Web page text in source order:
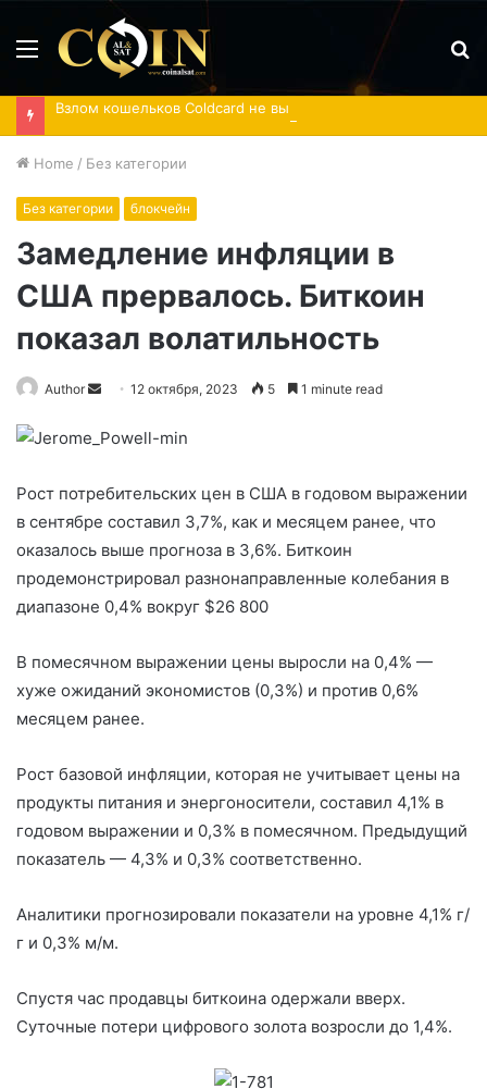
Menu
Home / Без категории
Без категории блокчейн
Замедление инфляции в
США прервалось. Биткоин
показал волатильность
Author
Send
email
12 октября, 2023 5 1 minute read
Рост потребительских цен в США в годовом выражении
в сентябре составил 3,7%, как и месяцем ранее, что
оказалось выше прогноза в 3,6%. Биткоин
продемонстрировал разнонаправленные колебания в
диапазоне 0,4% вокруг $26 800
В помесячном выражении цены выросли на 0,4% —
хуже ожиданий экономистов (0,3%) и против 0,6%
месяцем ранее.
Рост базовой инфляции, которая не учитывает цены на
продукты питания и энергоносители, составил 4,1% в
годовом выражении и 0,3% в помесячном. Предыдущий
показатель — 4,3% и 0,3% соответственно.
Аналитики прогнозировали показатели на уровне 4,1% г/
г и 0,3% м/м.
Спустя час продавцы биткоина одержали вверх.
Суточные потери цифрового золота возросли до 1,4%.